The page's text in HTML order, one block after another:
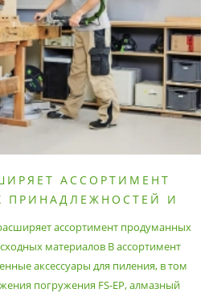
АССОРТИМЕНТ
ПРИНАДЛЕЖНОСТЕЙ И
ассортимент продуманных
материалов В ассортимент
аксессуары для пиления, в том
погружения FS-EP, алмазный